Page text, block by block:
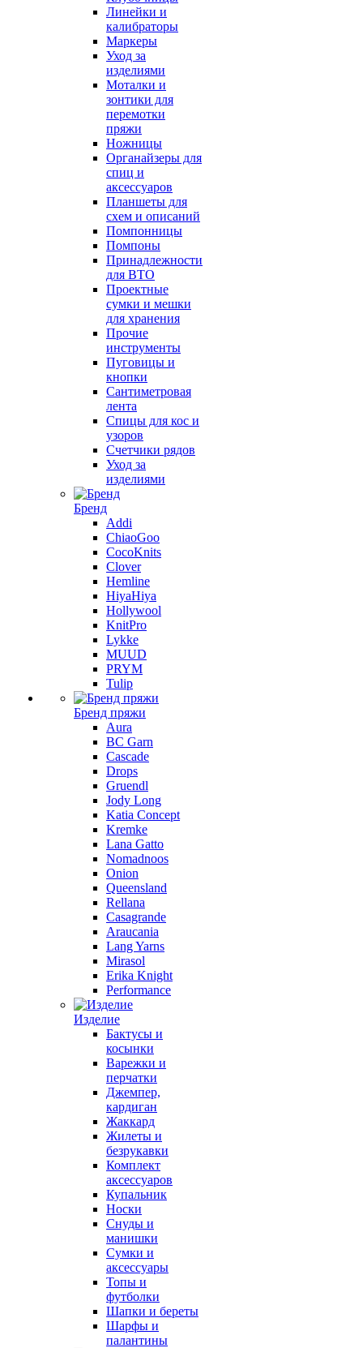
Линейки и
калибраторы
Маркеры
Уход за
изделиями
Моталки и
зонтики для
перемотки
пряжи
Ножницы
Органайзеры для
спиц и
аксессуаров
Планшеты для
схем и описаний
Помпонницы
Помпоны
Принадлежности
для ВТО
Проектные
сумки и мешки
для хранения
Прочие
инструменты
Пуговицы и
кнопки
Сантиметровая
лента
Спицы для кос и
узоров
Счетчики рядов
Уход за
изделиями
Бренд
Addi
ChiaoGoo
CocoKnits
Clover
Hemline
HiyaHiya
Hollywool
KnitPro
Lykke
MUUD
PRYM
Tulip
Бренд пряжи
Aura
BC Garn
Cascade
Drops
Gruendl
Jody Long
Katia Concept
Kremke
Lana Gatto
Nomadnoos
Onion
Queensland
Rellana
Casagrande
Araucania
Lang Yarns
Mirasol
Erika Knight
Performance
Изделие
Бактусы и
косынки
Варежки и
перчатки
Джемпер,
кардиган
Жаккард
Жилеты и
безрукавки
Комплект
аксессуаров
Купальник
Носки
Снуды и
манишки
Сумки и
аксессуары
Топы и
футболки
Шапки и береты
Шарфы и
палантины